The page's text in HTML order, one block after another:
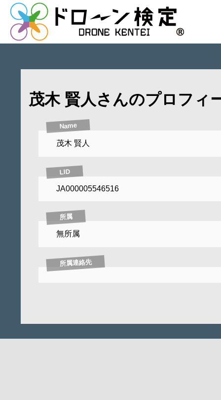
茂木 賢人さんのプロフィ
Name
茂木 賢人
LID
JA000005546516
所属
無所属
所属連絡先